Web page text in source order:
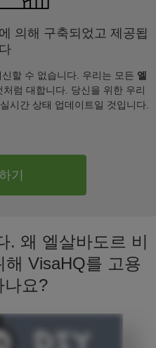
의해 구축되었고 제공됩
할 수 없습니다. 우리는 모든 엘
처럼 대합니다. 당신을 위한 우리
시간 상태 업데이트일 것입니다.
기
. 왜 엘살바도르 비
VisaHQ를 고용
나요?